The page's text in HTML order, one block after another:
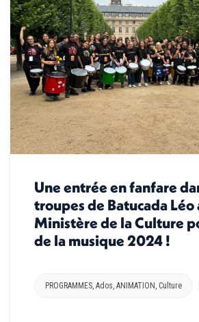
Une entrée en fanfare
troupes de Batucada Léo
Ministère de la Culture
de la musique 2024 !
PROGRAMMES, Ados, ANIMATION , Culture